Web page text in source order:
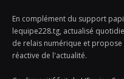
En complément du support
lequipe228.tg, actualisé
de relais numérique et propose
réactive de l'actualité.